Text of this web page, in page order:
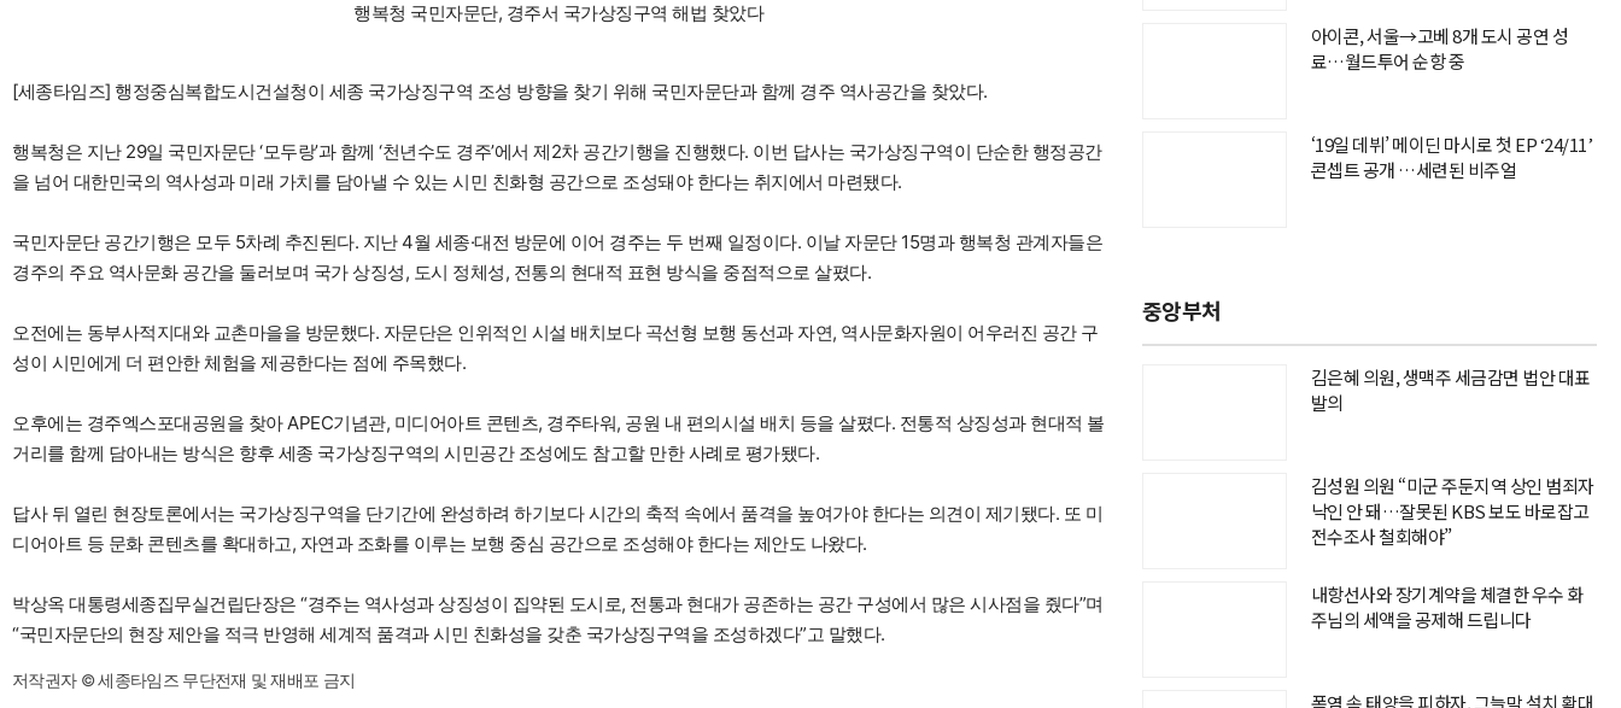
행복청 국민자문단, 경주서 국가상징구역 해법 찾았다
[세종타임즈] 행정중심복합도시건설청이 세종 국가상징구역 조성 방향을 찾기 위해 국민자문단과 함께 경주 역사공간을 찾았다.
행복청은 지난 29일 국민자문단 ‘모두랑’과 함께 ‘천년수도 경주’에서 제2차 공간기행을 진행했다. 이번 답사는 국가상징구역이 단순한 행정공간
을 넘어 대한민국의 역사성과 미래 가치를 담아낼 수 있는 시민 친화형 공간으로 조성돼야 한다는 취지에서 마련됐다.
국민자문단 공간기행은 모두 5차례 추진된다. 지난 4월 세종·대전 방문에 이어 경주는 두 번째 일정이다. 이날 자문단 15명과 행복청 관계자들은
경주의 주요 역사문화 공간을 둘러보며 국가 상징성, 도시 정체성, 전통의 현대적 표현 방식을 중점적으로 살폈다.
오전에는 동부사적지대와 교촌마을을 방문했다. 자문단은 인위적인 시설 배치보다 곡선형 보행 동선과 자연, 역사문화자원이 어우러진 공간 구
성이 시민에게 더 편안한 체험을 제공한다는 점에 주목했다.
오후에는 경주엑스포대공원을 찾아 APEC기념관, 미디어아트 콘텐츠, 경주타워, 공원 내 편의시설 배치 등을 살폈다. 전통적 상징성과 현대적 볼
거리를 함께 담아내는 방식은 향후 세종 국가상징구역의 시민공간 조성에도 참고할 만한 사례로 평가됐다.
답사 뒤 열린 현장토론에서는 국가상징구역을 단기간에 완성하려 하기보다 시간의 축적 속에서 품격을 높여가야 한다는 의견이 제기됐다. 또 미
디어아트 등 문화 콘텐츠를 확대하고, 자연과 조화를 이루는 보행 중심 공간으로 조성해야 한다는 제안도 나왔다.
박상옥 대통령세종집무실건립단장은 “경주는 역사성과 상징성이 집약된 도시로, 전통과 현대가 공존하는 공간 구성에서 많은 시사점을 줬다”며
“국민자문단의 현장 제안을 적극 반영해 세계적 품격과 시민 친화성을 갖춘 국가상징구역을 조성하겠다”고 말했다.
저작권자 © 세종타임즈 무단전재 및 재배포 금지
아이콘, 서울→고베 8개 도시 공연 성
료…월드투어 순항 중
‘19일 데뷔’ 메이딘 마시로 첫 EP ‘24/11’
콘셉트 공개 …세련된 비주얼
중앙부처
김은혜 의원, 생맥주 세금감면 법안 대표
발의
김성원 의원 “미군 주둔지역 상인 범죄자
낙인 안 돼…잘못된 KBS 보도 바로잡고
전수조사 철회해야”
내항선사와 장기계약을 체결한 우수 화
주님의 세액을 공제해 드립니다
폭염 속 태양을 피하자, 그늘막 설치 확대